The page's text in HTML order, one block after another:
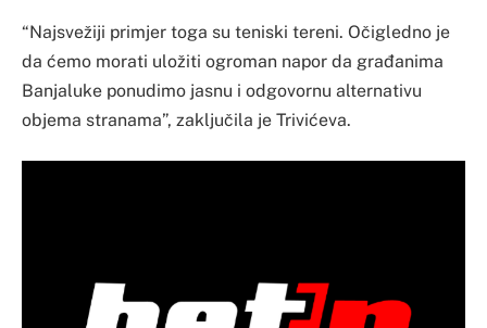
“Najsvežiji primjer toga su teniski tereni. Očigledno je
da ćemo morati uložiti ogroman napor da građanima
Banjaluke ponudimo jasnu i odgovornu alternativu
objema stranama”, zaključila je Trivićeva.